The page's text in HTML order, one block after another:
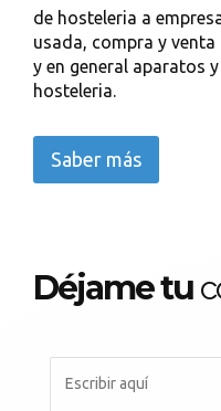
de hosteleria a
usada, compra y
y en general aparatos
hosteleria.
Saber más
Déjame tu